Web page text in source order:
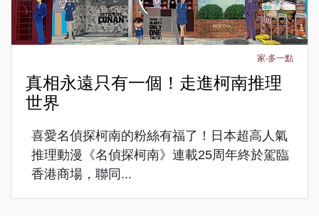
家‧多一點
真相永遠只有一個！走進柯南推理
世界
喜愛名偵探柯南的粉絲有福了！日本超高人氣
推理動漫《名偵探柯南》連載25周年終於駕臨
香港商場，聯同...